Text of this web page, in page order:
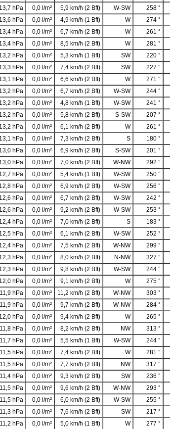
hPa 0,0 l/m² 5,9 km/h (2 Bft) W-SW 258 °
hPa 0,0 l/m² 4,9 km/h (1 Bft) W 274 °
hPa 0,0 l/m² 6,7 km/h (2 Bft) W 261 °
hPa 0,0 l/m² 8,5 km/h (2 Bft) W 281 °
hPa 0,0 l/m² 5,3 km/h (1 Bft) SW 220 °
hPa 0,0 l/m² 7,4 km/h (2 Bft) SW 227 °
hPa 0,0 l/m² 6,6 km/h (2 Bft) W 271 °
hPa 0,0 l/m² 6,7 km/h (2 Bft) W-SW 244 °
hPa 0,0 l/m² 4,8 km/h (1 Bft) W-SW 241 °
hPa 0,0 l/m² 5,8 km/h (2 Bft) S-SW 207 °
hPa 0,0 l/m² 6,1 km/h (2 Bft) W 261 °
hPa 0,0 l/m² 7,3 km/h (2 Bft) S 180 °
hPa 0,0 l/m² 6,9 km/h (2 Bft) S-SW 201 °
hPa 0,0 l/m² 7,0 km/h (2 Bft) W-NW 292 °
hPa 0,0 l/m² 5,4 km/h (1 Bft) W-SW 250 °
hPa 0,0 l/m² 6,9 km/h (2 Bft) W-SW 256 °
hPa 0,0 l/m² 6,7 km/h (2 Bft) W-SW 242 °
hPa 0,0 l/m² 9,2 km/h (2 Bft) W-SW 253 °
hPa 0,0 l/m² 7,0 km/h (2 Bft) S 183 °
hPa 0,0 l/m² 6,1 km/h (2 Bft) W-SW 252 °
hPa 0,0 l/m² 7,5 km/h (2 Bft) W-NW 299 °
hPa 0,0 l/m² 8,0 km/h (2 Bft) N-NW 327 °
hPa 0,0 l/m² 9,8 km/h (2 Bft) W-SW 244 °
hPa 0,0 l/m² 9,1 km/h (2 Bft) W 275 °
hPa 0,0 l/m² 11,2 km/h (2 Bft) W-NW 303 °
hPa 0,0 l/m² 9,7 km/h (2 Bft) W-NW 284 °
hPa 0,0 l/m² 9,4 km/h (2 Bft) W 265 °
hPa 0,0 l/m² 8,2 km/h (2 Bft) NW 313 °
hPa 0,0 l/m² 5,5 km/h (1 Bft) W-SW 244 °
hPa 0,0 l/m² 7,4 km/h (2 Bft) W 281 °
hPa 0,0 l/m² 7,7 km/h (2 Bft) NW 317 °
hPa 0,0 l/m² 9,3 km/h (2 Bft) SW 236 °
hPa 0,0 l/m² 9,6 km/h (2 Bft) W-NW 293 °
hPa 0,0 l/m² 6,0 km/h (2 Bft) W-SW 255 °
hPa 0,0 l/m² 7,6 km/h (2 Bft) SW 217 °
hPa 0,0 l/m² 5,0 km/h (1 Bft) W 277 °